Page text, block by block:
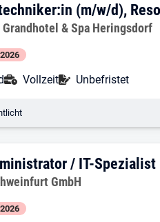
(m/w/d),
& Spa Heringsdorf
Anstellungsart:
Vollzeit Befristung:
Unbefristet
IT- / IT-
GmbH